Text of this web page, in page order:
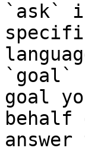
`ask`
`goal`
goal